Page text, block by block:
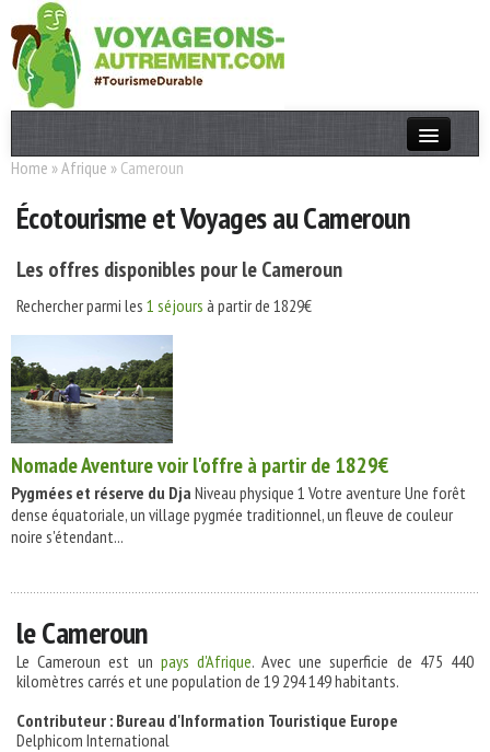
Actualités
T. Responsable
Destinations
Acteurs
Home »Afrique » Cameroun
Écotourisme et Voyages au Cameroun
Les offres disponibles pour le Cameroun
Rechercher parmi les 1 séjours à partir de 1829€
Nomade Aventurevoir l'offre à partir de 1829€
Pygmées et réserve du Dja Niveau physique 1 Votre aventure Une forêt
dense équatoriale, un village pygmée traditionnel, un fleuve de couleur
noire s'étendant...
le Cameroun
Le Cameroun est un pays d'Afrique. Avec une superficie de 475 440
kilomètres carrés et une population de 19 294 149habitants.
Contributeur : Bureau d'Information Touristique Europe
Delphicom International